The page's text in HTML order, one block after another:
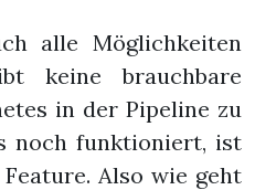
alle Möglichkeiten
keine brauchbare
in der Pipeline zu
noch funktioniert, ist
Also wie geht